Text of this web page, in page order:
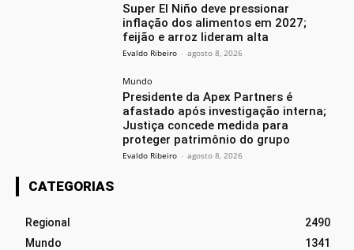
Super El Niño deve pressionar
inflação dos alimentos em 2027;
feijão e arroz lideram alta
Evaldo Ribeiro - agosto 8, 2026
Mundo
Presidente da Apex Partners é
afastado após investigação interna;
Justiça concede medida para
proteger patrimônio do grupo
Evaldo Ribeiro - agosto 8, 2026
CATEGORIAS
Regional
2490
Mundo
1341